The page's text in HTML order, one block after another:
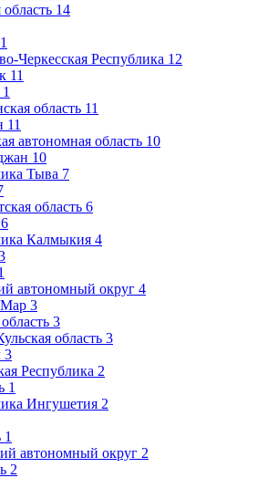
14
1
Черкесская Республика 12
11
1
область 11
11
автономная область 10
10
Тыва 7
область 6
6
Калмыкия 4
автономный округ 4
3
3
область 3
3
Республика 2
1
Ингушетия 2
1
автономный округ 2
2